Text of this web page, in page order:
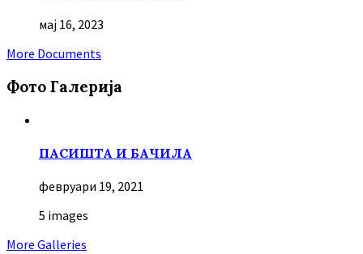
мај 16, 2023
More Documents
Фото Галерија
ПАСИШТА И БАЧИЛА
февруари 19, 2021
5 images
More Galleries